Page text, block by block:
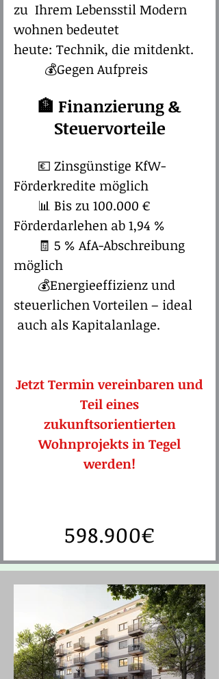
zu Ihrem Lebensstil Modern
wohnen bedeutet
heute: Technik, die mitdenkt.
💰Gegen Aufpreis
🏦 Finanzierung &
Steuervorteile
💶 Zinsgünstige KfW-
Förderkredite möglich
📊 Bis zu 100.000 €
Förderdarlehen ab 1,94 %
🧾 5 % AfA-Abschreibung
möglich
💰Energieeffizienz und
steuerlichen Vorteilen – ideal
auch als Kapitalanlage.​​​​
Jetzt Termin vereinbaren und
Teil eines
zukunftsorientierten
Wohnprojekts in Tegel
werden!
598.900€